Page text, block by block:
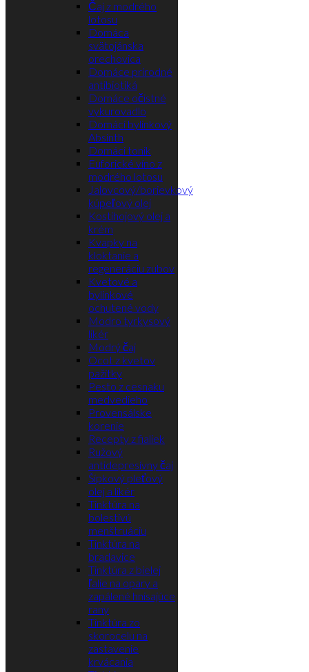
Čaj z modrého
lotosu
Domáca
svätojánska
orechovica
Domáce prírodné
antibiotiká
Domáce očistné
vykurovadlo
Domáci bylinkový
Absinth
Domáci tonik
Euforické víno z
modrého lotosu
Jalovcový/borievkový
kúpeľový olej
Kostihojový olej a
krém
Kvapky na
kloktanie a
regeneráciu zubov
Kvetové a
bylinkové
ochutené vody
Modro tyrkysový
likér
Modrý čaj
Ocot z kvetov
pažítky
Pesto z cesnaku
medvedieho
Provensálske
korenie
Recepty z fialiek
Ružový
antidepresívny čaj
Šípkový pleťový
olej a likér
Tinktúra na
bolestivú
menštruáciu
Tinktúra na
bradavice
Tinktúra z bielej
ľalie na opary a
zapálené hnisajúce
rany
Tinktúra zo
skorocelu na
zastavenie
krvácania